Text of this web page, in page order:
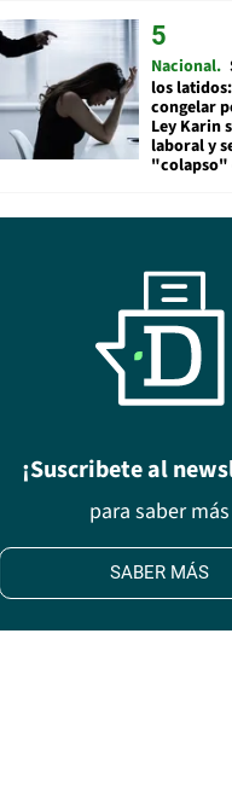
Nacional
los
congelar
Ley Karin
laboral y
"colapso"
¡Suscribete al
para saber más
SABER MÁS